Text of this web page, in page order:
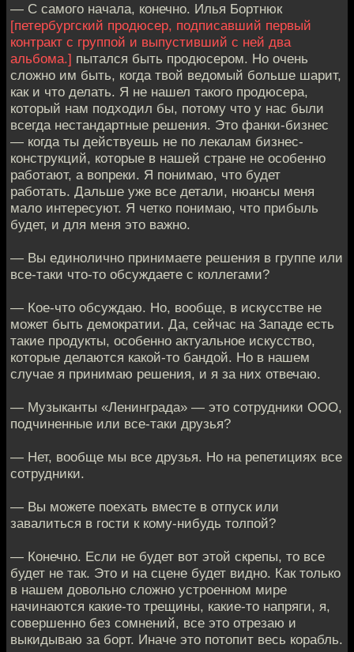
— С самого начала, конечно. Илья Бортнюк
[петербургский продюсер, подписавший первый
контракт с группой и выпустивший с ней два
альбома.] пытался быть продюсером. Но очень
сложно им быть, когда твой ведомый больше шарит,
как и что делать. Я не нашел такого продюсера,
который нам подходил бы, потому что у нас были
всегда нестандартные решения. Это фанки-бизнес
— когда ты действуешь не по лекалам бизнес-
конструкций, которые в нашей стране не особенно
работают, а вопреки. Я понимаю, что будет
работать. Дальше уже все детали, нюансы меня
мало интересуют. Я четко понимаю, что прибыль
будет, и для меня это важно.
— Вы единолично принимаете решения в группе или
все-таки что-то обсуждаете с коллегами?
— Кое-что обсуждаю. Но, вообще, в искусстве не
может быть демократии. Да, сейчас на Западе есть
такие продукты, особенно актуальное искусство,
которые делаются какой-то бандой. Но в нашем
случае я принимаю решения, и я за них отвечаю.
— Музыканты «Ленинграда» — это сотрудники ООО,
подчиненные или все-таки друзья?
— Нет, вообще мы все друзья. Но на репетициях все
сотрудники.
— Вы можете поехать вместе в отпуск или
завалиться в гости к кому-нибудь толпой?
— Конечно. Если не будет вот этой скрепы, то все
будет не так. Это и на сцене будет видно. Как только
в нашем довольно сложно устроенном мире
начинаются какие-то трещины, какие-то напряги, я,
совершенно без сомнений, все это отрезаю и
выкидываю за борт. Иначе это потопит весь корабль.